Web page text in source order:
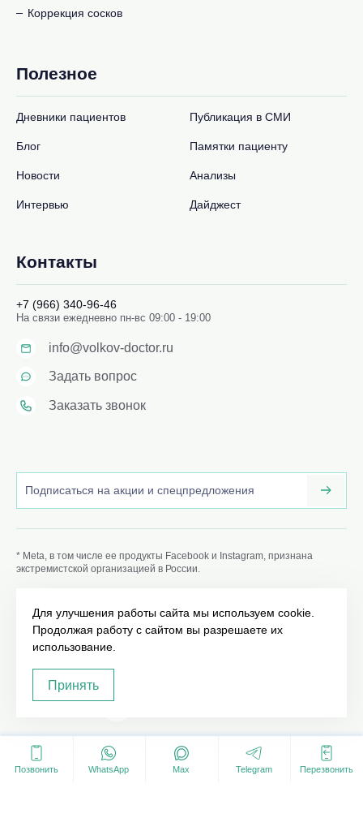
Позвонить WhatsApp Max Telegram Перезвонить
Коррекция сосков
Полезное
Дневники пациентов
Блог
Новости
Интервью
Публикация в СМИ
Памятки пациенту
Анализы
Дайджест
Контакты
+7 (966) 340-96-46
На связи ежедневно пн-вс 09:00 - 19:00
info@volkov-doctor.ru
Задать вопрос
Заказать звонок
* Meta, в том числе ее продукты Facebook и Instagram, признана
экстремистской организацией в России.
характер и не является публичной офертой, определяемой
положениями Статьи 437 (2) ГК РФ. ИМЕЮТСЯ
ПРОТИВОПОКАЗАНИЯ. НЕОБХОДИМО
ПРОКОНСУЛЬТИРОВАТЬСЯ СО СПЕЦИАЛИСТОМ.
©2020 - 2026 18+
Для улучшения работы сайта мы используем cookie.
Продолжая работу с сайтом вы разрешаете их
использование.
Принять